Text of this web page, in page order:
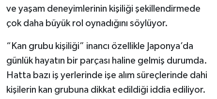
ve yaşam deneyimlerinin kişiliği şekillendirmede
çok daha büyük rol oynadığını söylüyor.
“Kan grubu kişiliği” inancı özellikle Japonya’da
günlük hayatın bir parçası haline gelmiş durumda.
Hatta bazı iş yerlerinde işe alım süreçlerinde dahi
kişilerin kan grubuna dikkat edildiği iddia ediliyor.